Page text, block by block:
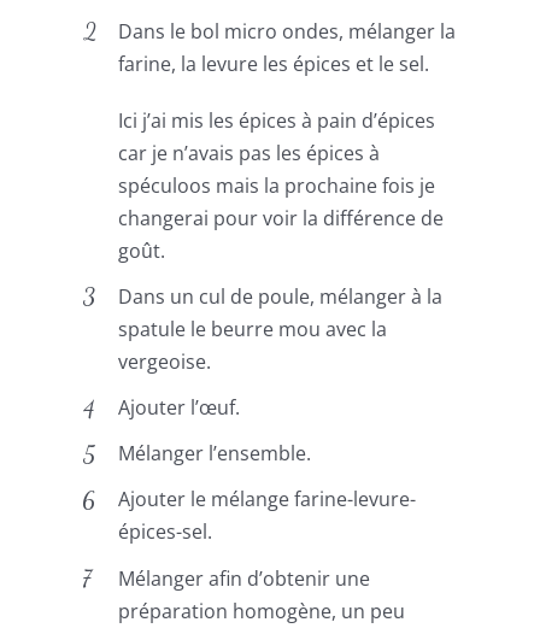
Dans le bol micro ondes, mélanger la
farine, la levure les épices et le sel.
Ici j’ai mis les épices à pain d’épices
car je n’avais pas les épices à
spéculoos mais la prochaine fois je
changerai pour voir la différence de
goût.
Dans un cul de poule, mélanger à la
spatule le beurre mou avec la
vergeoise.
Ajouter l’œuf.
Mélanger l’ensemble.
Ajouter le mélange farine-levure-
épices-sel.
Mélanger afin d’obtenir une
préparation homogène, un peu